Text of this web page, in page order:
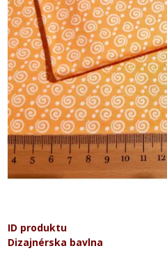
ID produktu
Dizajnérska bavlna